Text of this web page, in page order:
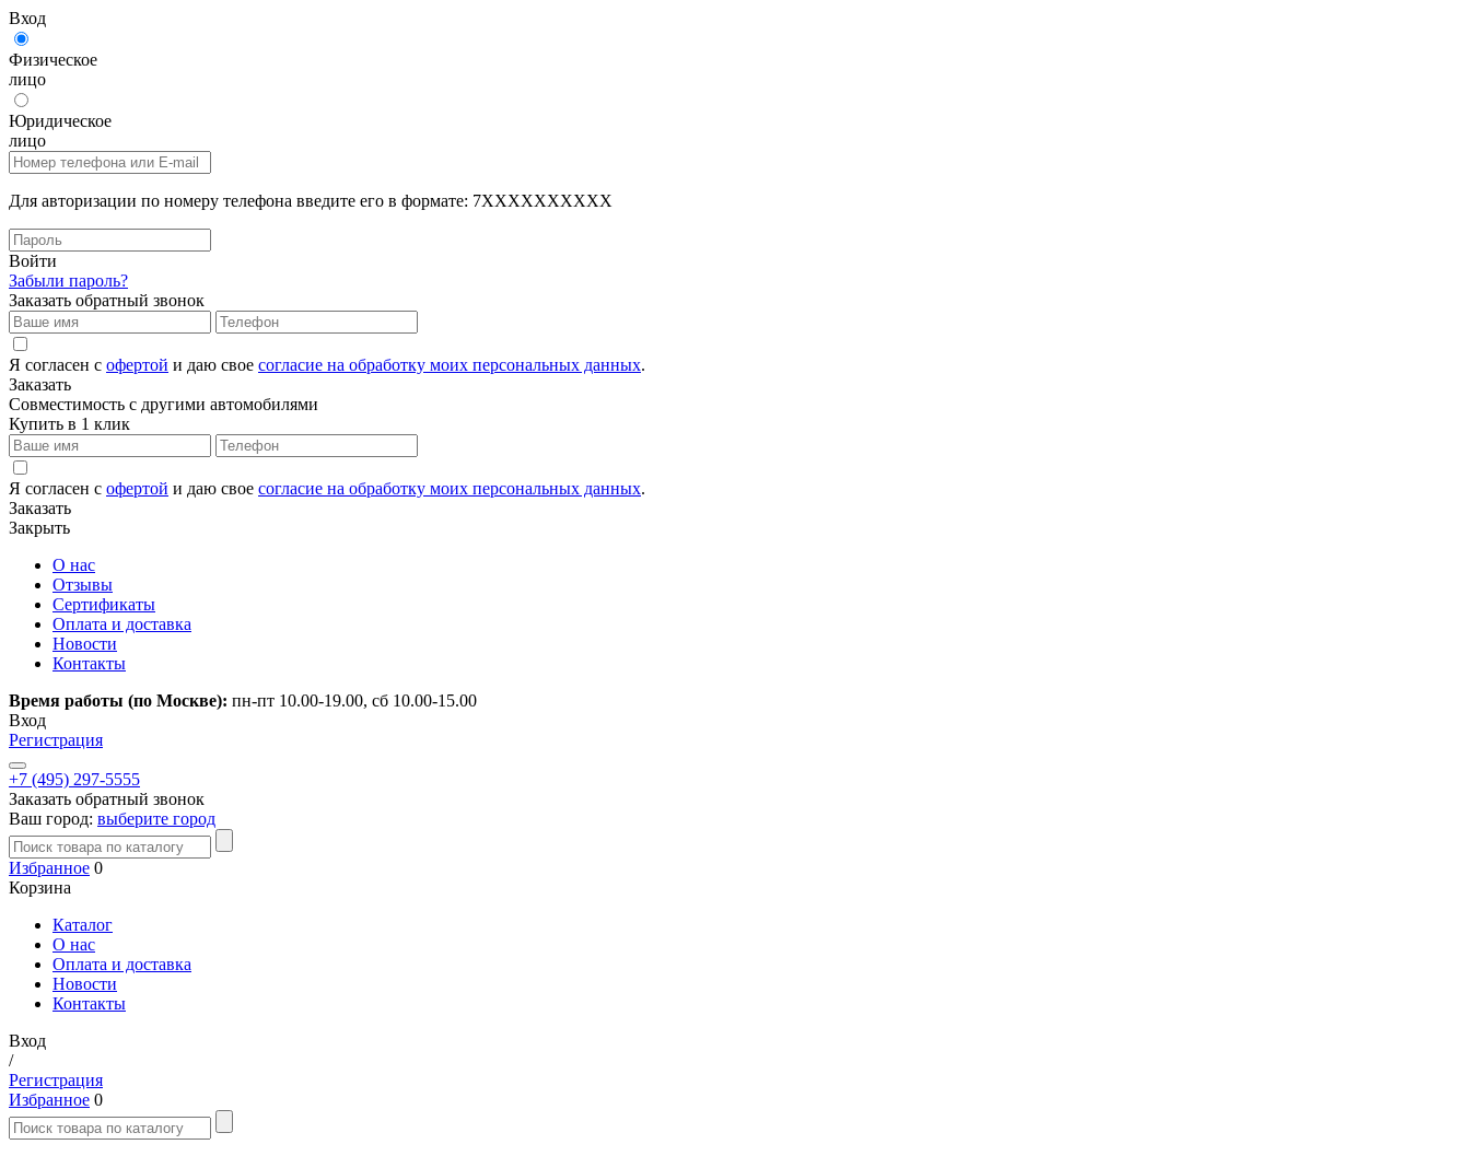
Вход
Физическое
лицо
Юридическое
лицо
Для авторизации по номеру телефона введите его в формате: 7XXXXXXXXXX
Войти
Забыли пароль?
Заказать обратный звонок
Я согласен с офертой и даю свое согласие на обработку моих персональных данных.
Заказать
Совместимость с другими автомобилями
Купить в 1 клик
Я согласен с офертой и даю свое согласие на обработку моих персональных данных.
Заказать
Закрыть
О нас
Отзывы
Сертификаты
Оплата и доставка
Новости
Контакты
Время работы (по Москве): пн-пт 10.00-19.00, сб 10.00-15.00
Вход
Регистрация
+7 (495) 297-5555
Заказать обратный звонок
Ваш город: выберите город
Избранное 0
Корзина
Каталог
О нас
Оплата и доставка
Новости
Контакты
Вход
/
Регистрация
Избранное 0